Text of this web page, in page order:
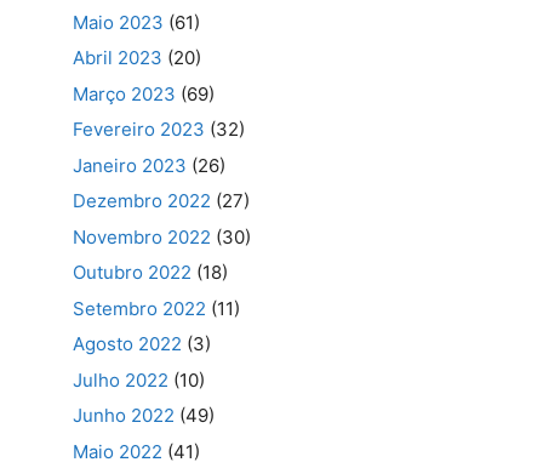
Maio 2023 (61)
Abril 2023 (20)
Março 2023 (69)
Fevereiro 2023 (32)
Janeiro 2023 (26)
Dezembro 2022 (27)
Novembro 2022 (30)
Outubro 2022 (18)
Setembro 2022 (11)
Agosto 2022 (3)
Julho 2022 (10)
Junho 2022 (49)
Maio 2022 (41)